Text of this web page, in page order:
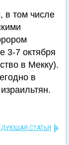
в том числе
3-7 октября
в Мекку).
в
СТАТЬЯ